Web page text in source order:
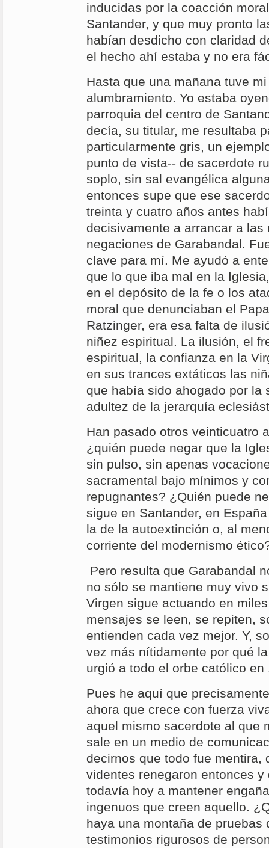
inducidas por la coacción
Santander, y que muy pronto
habían desdicho con claridad
el hecho ahí estaba y no era
Hasta que una mañana tuve
alumbramiento. Yo estaba
parroquia del centro de
decía, su titular, me resultaba
particularmente gris, un
punto de vista-- de sacerdote
soplo, sin sal evangélica
entonces supe que ese
treinta y cuatro años antes
decisivamente a arrancar a
negaciones de Garabandal.
clave para mí. Me ayudó a
que lo que iba mal en la
en el depósito de la fe o los
moral que denunciaban el
Ratzinger, era esa falta de
niñez espiritual. La ilusión, el
espiritual, la confianza en la
en sus trances extáticos las
que había sido ahogado por la
adultez de la jerarquía
Han pasado otros veinticuatro
¿quién puede negar que la
sin pulso, sin apenas
sacramental bajo mínimos y
repugnantes? ¿Quién puede
sigue en Santander, en
la de la autoextinción o, al
corriente del modernismo
Pero resulta que Garabandal
no sólo se mantiene muy vivo
Virgen sigue actuando en
mensajes se leen, se repiten,
entienden cada vez mejor. Y,
vez más nítidamente por qué
urgió a todo el orbe católico
Pues he aquí que
ahora que crece con fuerza
aquel mismo sacerdote al que
sale en un medio de
decirnos que todo fue mentira,
videntes renegaron entonces
todavía hoy a mantener
ingenuos que creen aquello.
haya una montaña de pruebas
testimonios rigurosos de